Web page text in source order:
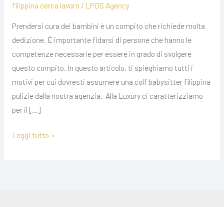
filippina cerca lavoro / LPDS Agency
Prendersi cura dei bambini è un compito che richiede molta
dedizione. È importante fidarsi di persone che hanno le
competenze necessarie per essere in grado di svolgere
questo compito. In questo articolo, ti spieghiamo tutti i
motivi per cui dovresti assumere una colf babysitter filippina
pulizie dalla nostra agenzia. Alla Luxury ci caratterizziamo
per il […]
Leggi tutto »